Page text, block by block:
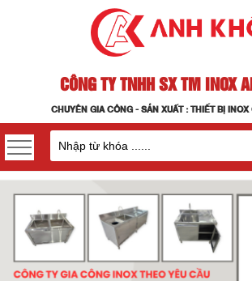
CÔNG TY TNHH SX TM INOX
CHUYÊN GIA CÔNG - SẢN XUẤT : THIẾT BỊ